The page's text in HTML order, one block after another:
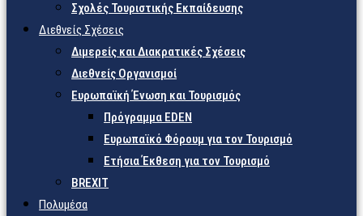
Σχολές Τουριστικής Εκπαίδευσης
Διεθνείς Σχέσεις
Διμερείς και Διακρατικές Σχέσεις
Διεθνείς Οργανισμοί
Ευρωπαϊκή Ένωση και Τουρισμός
Πρόγραμμα EDEN
Ευρωπαϊκό Φόρουμ για τον Τουρισμό
Ετήσια Έκθεση για τον Τουρισμό
BREXIT
Πολυμέσα